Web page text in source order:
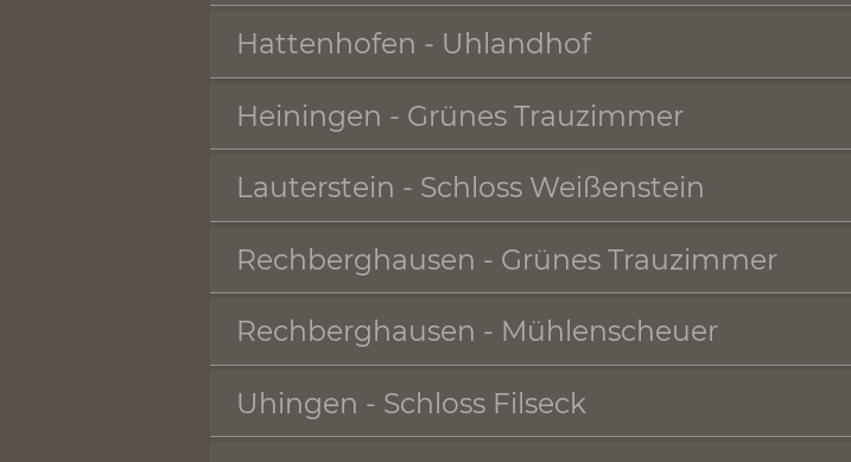
Göppingen - Hohenstaufen
Göppingen/Jebenhausen - Farrenstall
Göppingen - Kunsthalle
Hattenhofen - Uhlandhof
Heiningen - Grünes Trauzimmer
Lauterstein - Schloss Weißenstein